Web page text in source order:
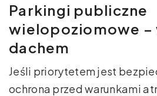
Parkingi publiczne
wielopoziomowe –
dachem
Jeśli priorytetem jest
ochrona przed warunkami